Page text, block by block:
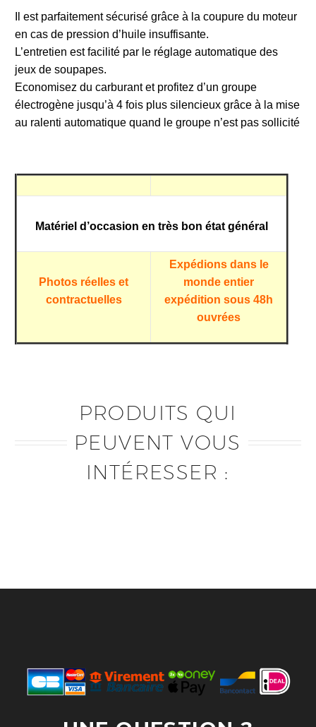
Il est parfaitement sécurisé grâce à la coupure du moteur
en cas de pression d’huile insuffisante.
L’entretien est facilité par le réglage automatique des
jeux de soupapes.
Economisez du carburant et profitez d’un groupe
électrogène jusqu’à 4 fois plus silencieux grâce à la mise
au ralenti automatique quand le groupe n’est pas sollicité
Matériel d’occasion en très bon état général
Photos réelles et
contractuelles
Expédions dans le
monde entier
expédition sous 48h
ouvrées
PRODUITS QUI
PEUVENT VOUS
INTÉRESSER :